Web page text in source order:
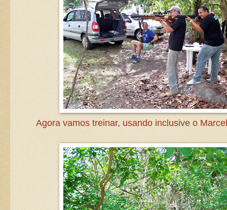
Agora vamos treinar, usando inclusive o